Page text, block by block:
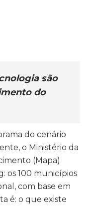
são
do
do cenário
o Ministério da
(Mapa)
os 100 municípios
com base em
é: o que existe